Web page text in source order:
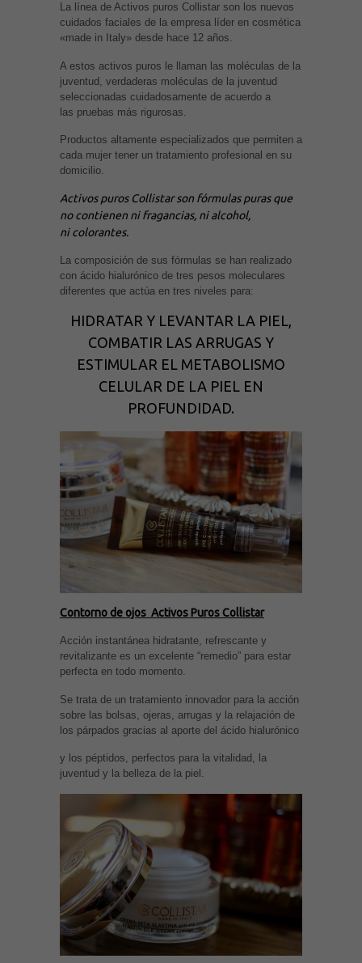
La línea de Activos puros Collistar son los nuevos
cuidados faciales de la empresa líder en cosmética
«made in Italy» desde hace 12 años.
A estos activos puros le llaman las moléculas de la
juventud, verdaderas moléculas de la juventud
seleccionadas cuidadosamente de acuerdo a
las pruebas más rigurosas.
Productos altamente especializados que permiten a
cada mujer tener un tratamiento profesional en su
domicilio.
Activos puros Collistar son fórmulas puras que
no contienen ni fragancias, ni alcohol,
ni colorantes.
La composición de sus fórmulas se han realizado
con ácido hialurónico de tres pesos moleculares
diferentes que actúa en tres niveles para:
HIDRATAR Y LEVANTAR LA PIEL,
COMBATIR LAS ARRUGAS Y
ESTIMULAR EL METABOLISMO
CELULAR DE LA PIEL EN
PROFUNDIDAD.
Contorno de ojos Activos Puros Collistar
Acción instantánea hidratante, refrescante y
revitalizante es un excelente “remedio” para estar
perfecta en todo momento.
Se trata de un tratamiento innovador para la acción
sobre las bolsas, ojeras, arrugas y la relajación de
los párpados gracias al aporte del ácido hialurónico
y los péptidos, perfectos para la vitalidad, la
juventud y la belleza de la piel.